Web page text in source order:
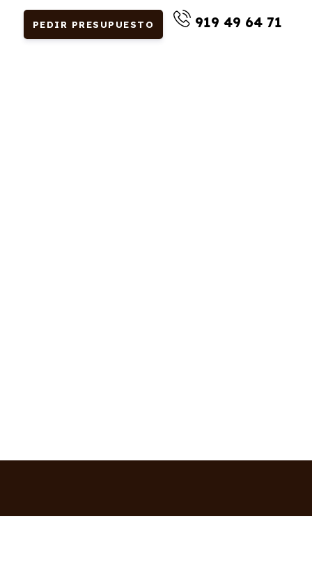
PEDIR PRESUPUESTO 919 49 64 71